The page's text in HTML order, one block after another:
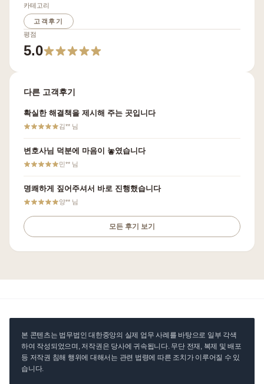
카테고리
고객후기
평점
5.0
다른 고객후기
확실한 해결책을 제시해 주는 곳입니다
김** 님
변호사님 덕분에 마음이 놓였습니다
민** 님
명쾌하게 짚어주셔서 바로 진행했습니다
양** 님
모든 후기 보기
본 콘텐츠는 법무법인 대한중앙의 실제 업무 사례를 바탕으로 일부 각색
하여 작성되었으며, 저작권은 당사에 귀속됩니다. 무단 전재, 복제 및 배포
등 저작권 침해 행위에 대해서는 관련 법령에 따른 조치가 이루어질 수 있
습니다.